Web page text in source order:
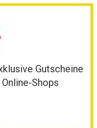
Gutscheine
Shops